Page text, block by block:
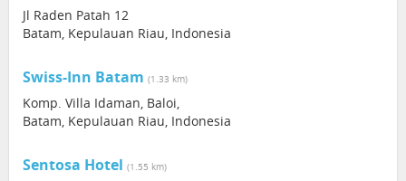
Jl Raden Patah 12
Batam, Kepulauan Riau, Indonesia
Swiss-Inn Batam (1.33 km)
Komp. Villa Idaman, Baloi,
Batam, Kepulauan Riau, Indonesia
Sentosa Hotel (1.55 km)